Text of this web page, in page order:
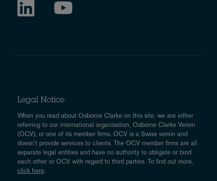
Legal Notice
When you read about Osborne Clarke on this site, we are either
referring to our international organisation, Osborne Clarke Verein
(OCV), or one of its member firms. OCV is a Swiss verein and
doesn’t provide services to clients. The OCV member firms are all
separate legal entities and have no authority to obligate or bind
each other or OCV with regard to third parties. To find out more,
click here.